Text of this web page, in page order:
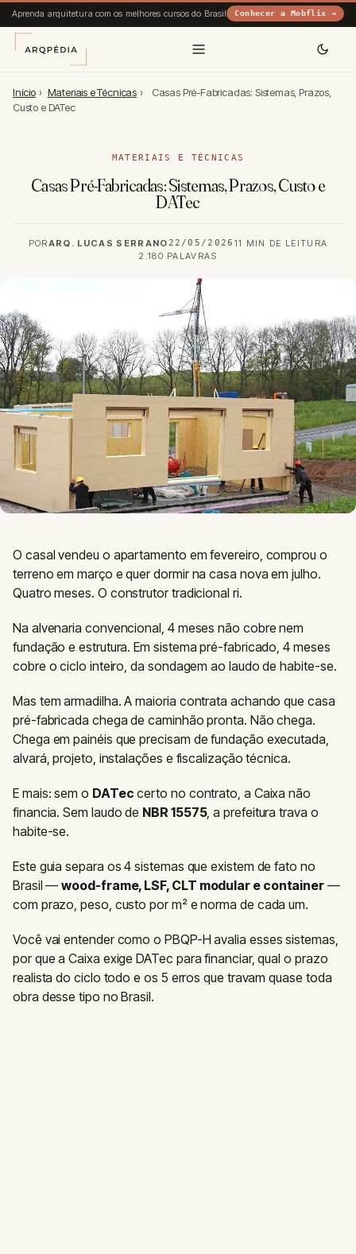
Aprenda arquitetura com os melhores cursos do Brasil Conhecer a Mobflix →
Início › Materiais e Técnicas ›
Casas Pré-Fabricadas: Sistemas, Prazos,
Custo e DATec
MATERIAIS E TÉCNICAS
Casas Pré-Fabricadas: Sistemas, Prazos, Custo e
DATec
PORARQ. LUCAS SERRANO22/05/2026 11 MIN DE LEITURA
2.180 PALAVRAS
O casal vendeu o apartamento em fevereiro, comprou o
terreno em março e quer dormir na casa nova em julho.
Quatro meses. O construtor tradicional ri.
Na alvenaria convencional, 4 meses não cobre nem
fundação e estrutura. Em sistema pré-fabricado, 4 meses
cobre o ciclo inteiro, da sondagem ao laudo de habite-se.
Mas tem armadilha. A maioria contrata achando que casa
pré-fabricada chega de caminhão pronta. Não chega.
Chega em painéis que precisam de fundação executada,
alvará, projeto, instalações e fiscalização técnica.
E mais: sem o DATec certo no contrato, a Caixa não
financia. Sem laudo de NBR 15575, a prefeitura trava o
habite-se.
Este guia separa os 4 sistemas que existem de fato no
Brasil —wood-frame, LSF, CLT modular e container —
com prazo, peso, custo por m² e norma de cada um.
Você vai entender como o PBQP-H avalia esses sistemas,
por que a Caixa exige DATec para financiar, qual o prazo
realista do ciclo todo e os 5 erros que travam quase toda
obra desse tipo no Brasil.